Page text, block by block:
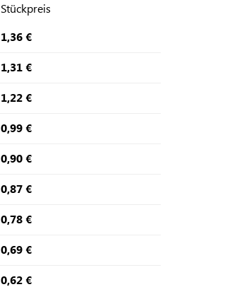
Stückpreis
1,36 €
1,31 €
1,22 €
0,99 €
0,90 €
0,87 €
0,78 €
0,69 €
0,62 €